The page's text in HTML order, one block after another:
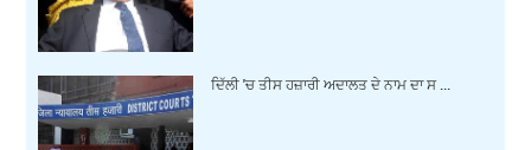
ਦਿੱਲੀ 'ਚ ਤੀਸ ਹਜ਼ਾਰੀ ਅਦਾਲਤ ਦੇ ਨਾਮ ਦਾ ਸ ...